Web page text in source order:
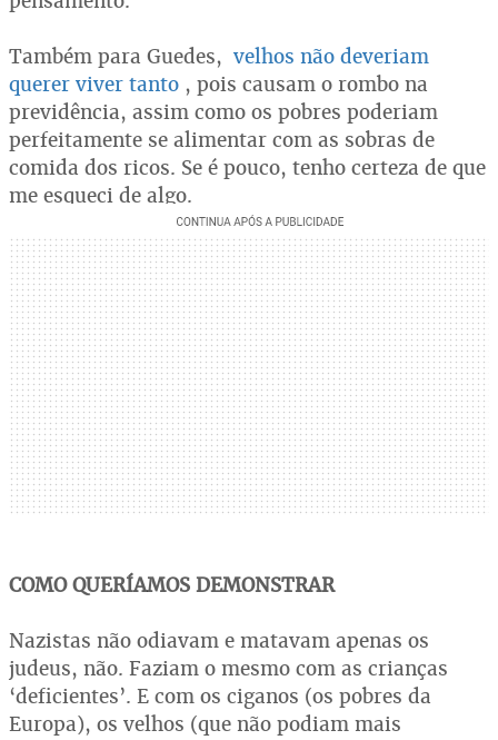
Também para Guedes, velhos não deveriam
querer viver tanto , pois causam o rombo na
previdência, assim como os pobres poderiam
perfeitamente se alimentar com as sobras de
comida dos ricos. Se é pouco, tenho certeza de que
me esqueci de algo.
COMO QUERÍAMOS DEMONSTRAR
Nazistas não odiavam e matavam apenas os
judeus, não. Faziam o mesmo com as crianças
‘deficientes’. E com os ciganos (os pobres da
Europa), os velhos (que não podiam mais